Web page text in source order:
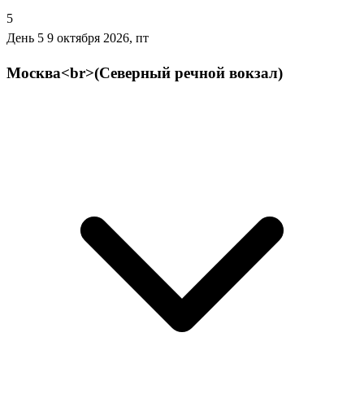
5
День 5 9 октября 2026, пт
Москва<br>(Северный речной вокзал)